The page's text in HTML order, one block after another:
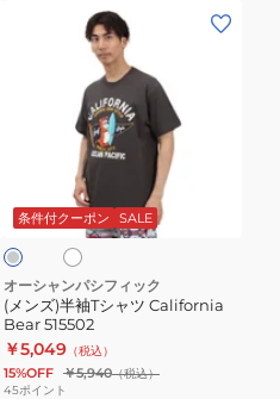
ャ
ツ
California
Bear
515502
条件付クーポン SALE
オーシャンパシフィック
(メンズ)半袖Tシャツ California
Bear 515502
￥5,049 （税込）
15%OFF ￥5,940（税込）
45ポイント